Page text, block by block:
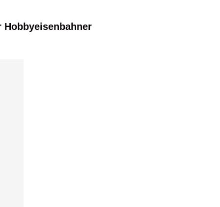
Hobbyeisenbahner